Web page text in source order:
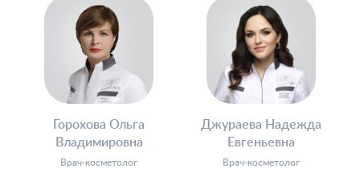
Горохова Ольга
Владимировна
Врач-косметолог
Джураева Надежда
Евгеньевна
Врач-косметолог